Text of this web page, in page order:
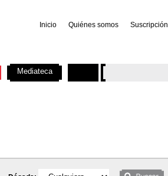
Inicio Quiénes somos Suscripción
Mediateca